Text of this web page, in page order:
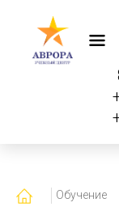
ГлавнаяОбучение